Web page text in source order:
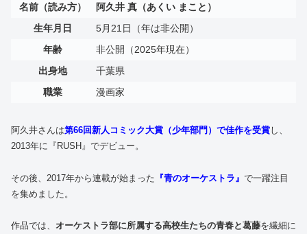
名前（読み方）
阿久井 真（あくい まこと）
生年月日
5月21日（年は非公開）
年齢
非公開（2025年現在）
出身地
千葉県
職業
漫画家
阿久井さんは第66回新人コミック大賞（少年部門）で佳作を受賞し、
2013年に『RUSH』でデビュー。
その後、2017年から連載が始まった 『青のオーケストラ』 で一躍注目
を集めました。
作品では、 オーケストラ部に所属する高校生たちの青春と葛藤を繊細に